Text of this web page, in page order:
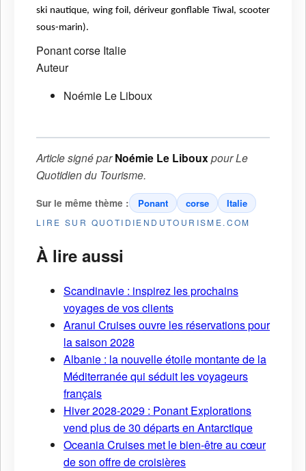
ski nautique, wing foil, dériveur gonflable Tiwal, scooter
sous-marin).
Ponantcorse Italie
Auteur
Noémie Le Liboux
Article signé parNoémie Le LibouxpourLe
Quotidien du Tourisme.
Sur le même thème : Ponant corse Italie
LIRE SUR QUOTIDIENDUTOURISME.COM
À lire aussi
Scandinavie : inspirez les prochains
voyages de vos clients
Aranui Cruises ouvre les réservations pour
la saison 2028
Albanie : la nouvelle étoile montante de la
Méditerranée qui séduit les voyageurs
français
Hiver 2028-2029 : Ponant Explorations
vend plus de 30 départs en Antarctique
Oceania Cruises met le bien-être au cœur
de son offre de croisières